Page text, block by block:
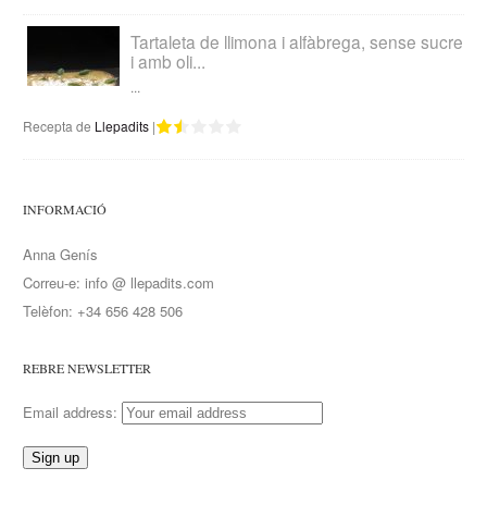
Tartaleta de llimona i alfàbrega, sense sucre
i amb oli...
...
Recepta de Llepadits |
INFORMACIÓ
Anna Genís
Correu-e: info @ llepadits.com
Telèfon: +34 656 428 506
REBRE NEWSLETTER
Email address: